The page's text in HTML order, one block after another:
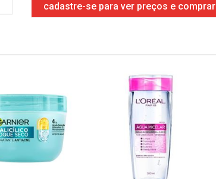
cadastre-se para ver preços e comprar